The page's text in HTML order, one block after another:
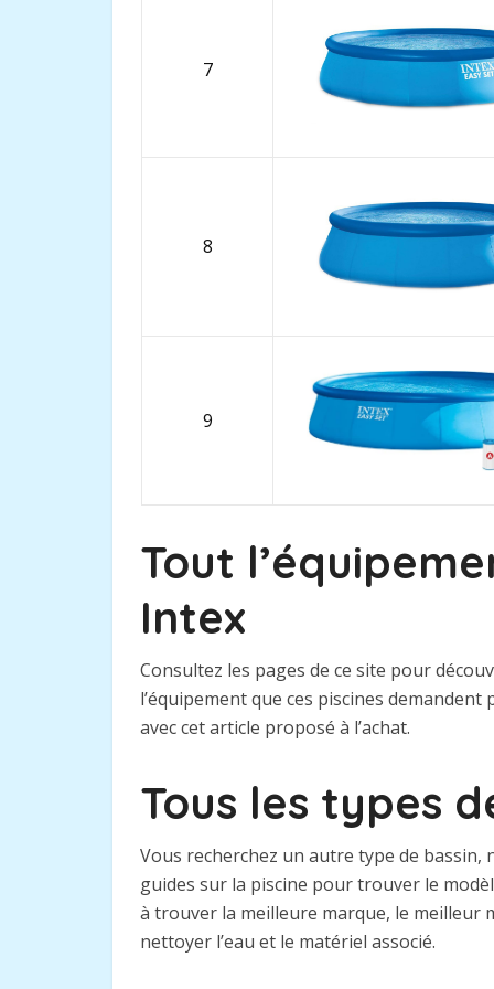
7
8
9
Tout
Intex
Consultez les pages de ce site pour
l’équipement que ces piscines
avec cet article proposé à l’achat.
Tous les types
Vous recherchez un autre type de
guides sur la piscine pour trouver le
à trouver la meilleure marque, le meilleur
nettoyer l’eau et le matériel associé.